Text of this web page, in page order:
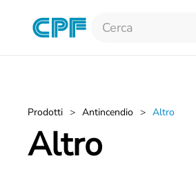
Skip to main content
Prodotti Antincendio Altro
Altro